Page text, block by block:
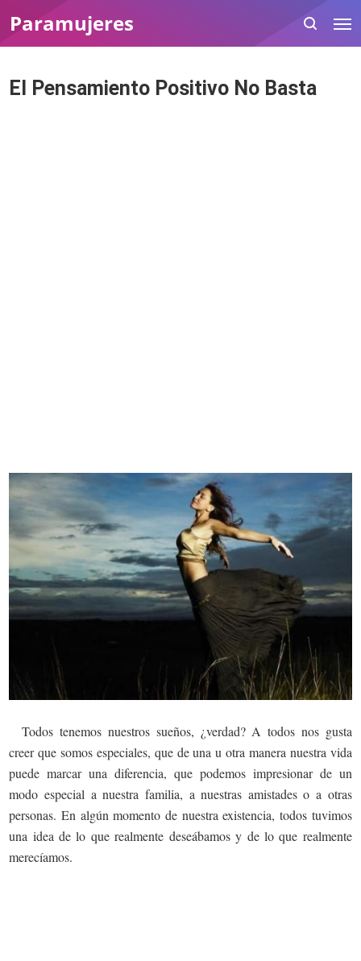
Paramujeres
El Pensamiento Positivo No Basta
Todos tenemos nuestros sueños, ¿verdad? A todos nos gusta
creer que somos especiales, que de una u otra manera nuestra vida
puede marcar una diferencia, que podemos impresionar de un
modo especial a nuestra familia, a nuestras amistades o a otras
personas. En algún momento de nuestra existencia, todos tuvimos
una idea de lo que realmente deseábamos y de lo que realmente
merecíamos.